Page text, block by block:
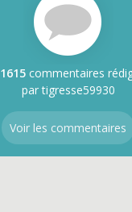
1615commentaires
par tigresse59930
Voir les commentaires